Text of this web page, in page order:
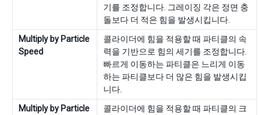
기를 조정합니다. 그레이징 각은 정면 충
돌보다 더 적은 힘을 발생시킵니다.
Multiply by Particle
Speed
콜라이더에 힘을 적용할 때 파티클의 속
력을 기반으로 힘의 세기를 조정합니다.
빠르게 이동하는 파티클은 느리게 이동
하는 파티클보다 더 많은 힘을 발생시킵
니다.
Multiply by Particle
콜라이더에 힘을 적용할 때 파티클의 크